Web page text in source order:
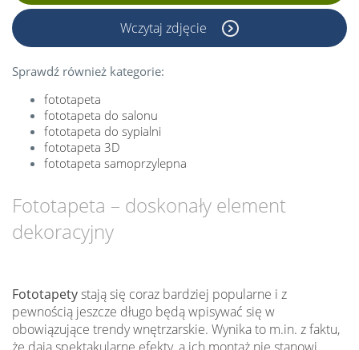
Wczytaj zdjęcie
Sprawdź również kategorie:
fototapeta
fototapeta do salonu
fototapeta do sypialni
fototapeta 3D
fototapeta samoprzylepna
Fototapeta – doskonały element
dekoracyjny
Fototapetystają się coraz bardziej popularne i z
pewnością jeszcze długo będą wpisywać się w
obowiązujące trendy wnętrzarskie. Wynika to m.in. z faktu,
że dają spektakularne efekty, a ich montaż nie stanowi